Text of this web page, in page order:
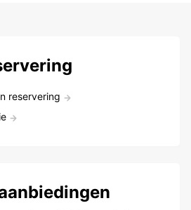
reservering